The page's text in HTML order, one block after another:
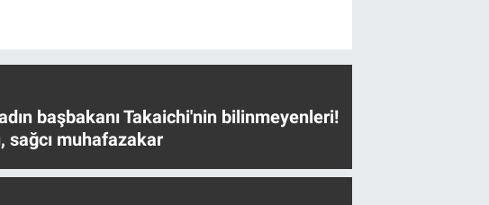
başbakanı Takaichi'nin bilinmeyenleri!
sağcı muhafazakar